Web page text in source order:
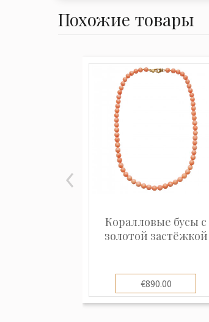
Похожие товары
Коралловые бусы с
золотой застёжкой
€890.00